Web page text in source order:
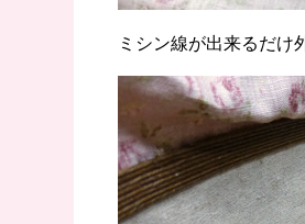
ミシン線が出来るだけ